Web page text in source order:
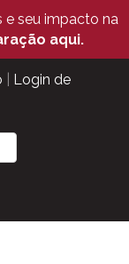
e seu impacto na
aqui.
Login de